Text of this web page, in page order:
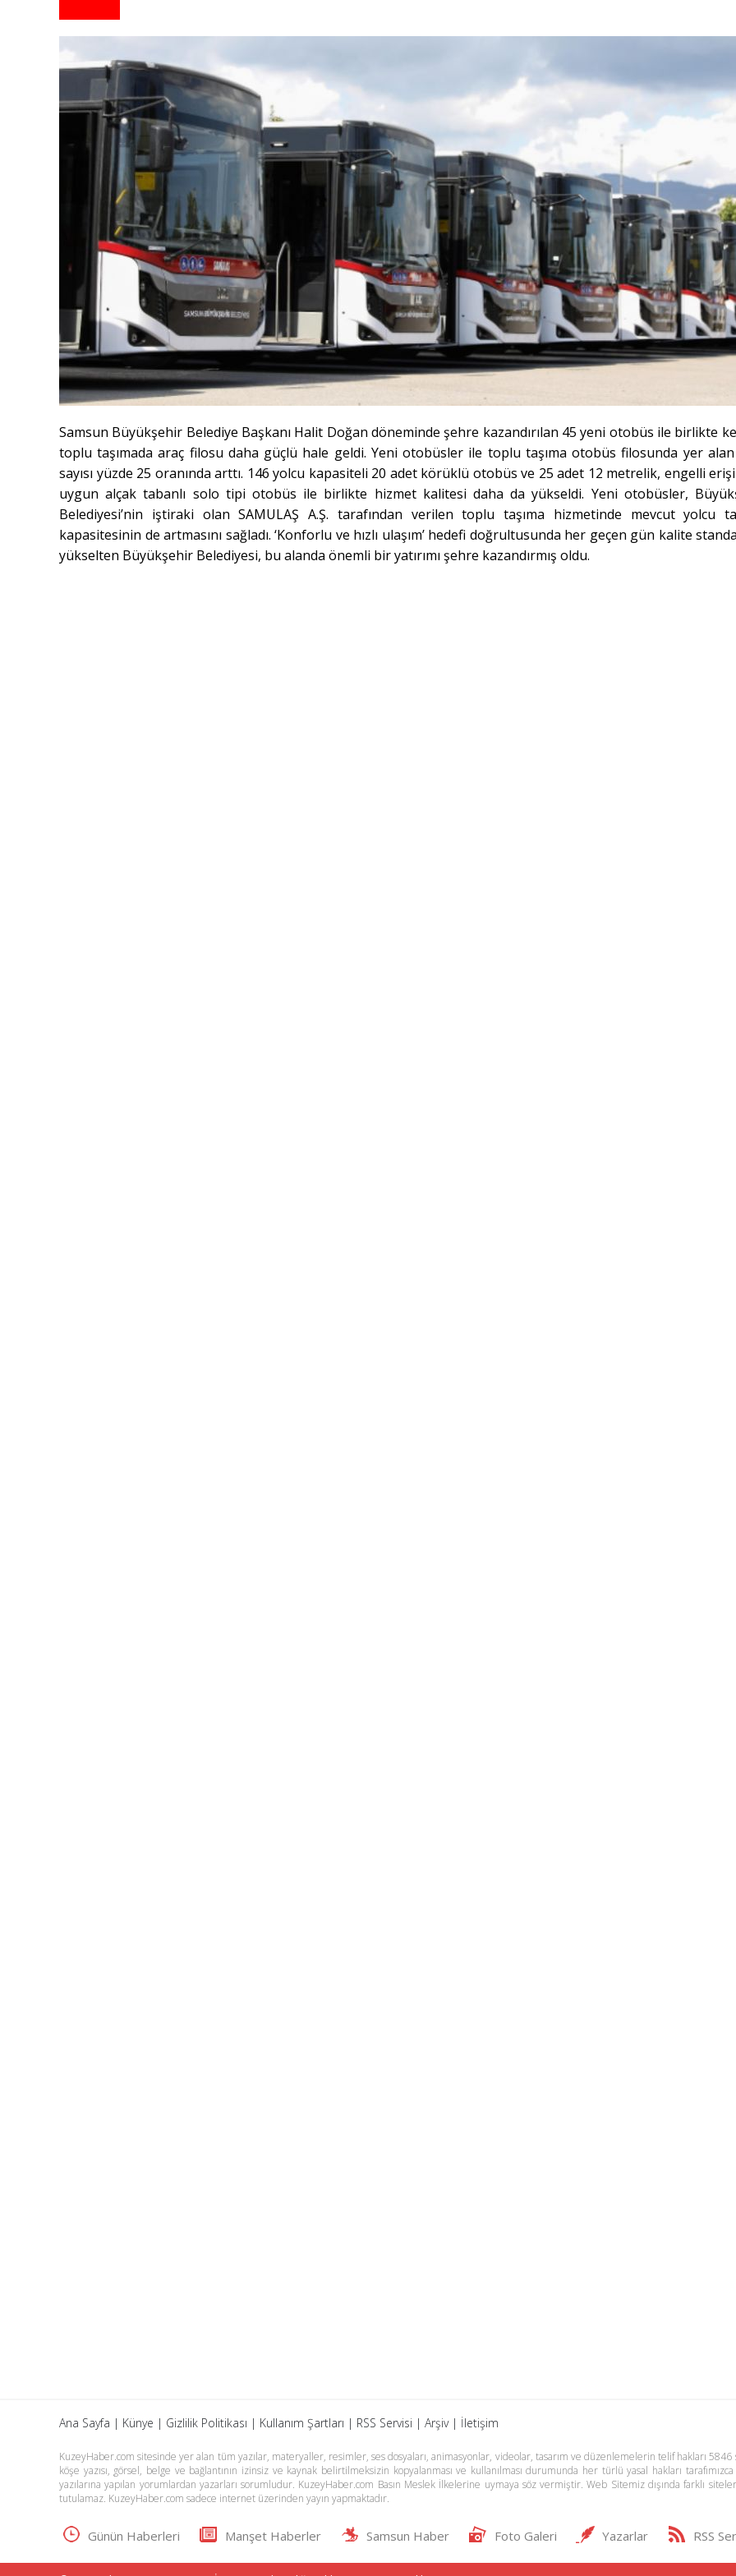
Samsun Büyükşehir Belediye Başkanı Halit Doğan döneminde şehre kazandırılan 45 yeni otobüs ile birlikte
toplu taşımada araç filosu daha güçlü hale geldi. Yeni otobüsler ile toplu taşıma otobüs filosunda yer
sayısı yüzde 25 oranında arttı. 146 yolcu kapasiteli 20 adet körüklü otobüs ve 25 adet 12 metrelik, engelli
uygun alçak tabanlı solo tipi otobüs ile birlikte hizmet kalitesi daha da yükseldi. Yeni otobüsler,
Belediyesi’nin iştiraki olan SAMULAŞ A.Ş. tarafından verilen toplu taşıma hizmetinde mevcut yolcu
kapasitesinin de artmasını sağladı. ‘Konforlu ve hızlı ulaşım’ hedefi doğrultusunda her geçen gün kalite
yükselten Büyükşehir Belediyesi, bu alanda önemli bir yatırımı şehre kazandırmış oldu.
Ana Sayfa | Künye | Gizlilik Politikası | Kullanım Şartları | RSS Servisi | Arşiv| İletişim
KuzeyHaber.com sitesinde yer alan tüm yazılar, materyaller, resimler, ses dosyaları, animasyonlar, videolar, tasarım ve düzenlemelerin telif hakları
köşe yazısı, görsel, belge ve bağlantının izinsiz ve kaynak belirtilmeksizin kopyalanması ve kullanılması durumunda her türlü yasal hakları
yazılarına yapılan yorumlardan yazarları sorumludur. KuzeyHaber.com Basın Meslek İlkelerine uymaya söz vermiştir. Web Sitemiz dışında farklı
tutulamaz. KuzeyHaber.com sadece internet üzerinden yayın yapmaktadır.
Günün Haberleri Manşet Haberler Samsun Haber Foto Galeri Yazarlar RSS